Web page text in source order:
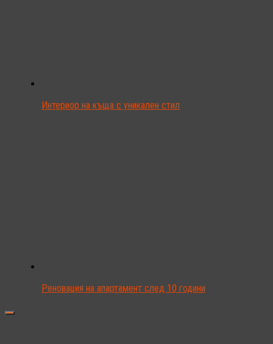
Интериор на къща с уникален стил
Реновация на апартамент след 10 години